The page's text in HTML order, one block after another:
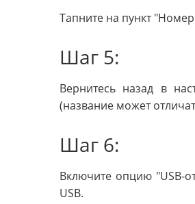
Тапните на пункт
Шаг 5:
Вернитесь назад в
(название может
Шаг 6:
Включите опцию "USB-
USB.